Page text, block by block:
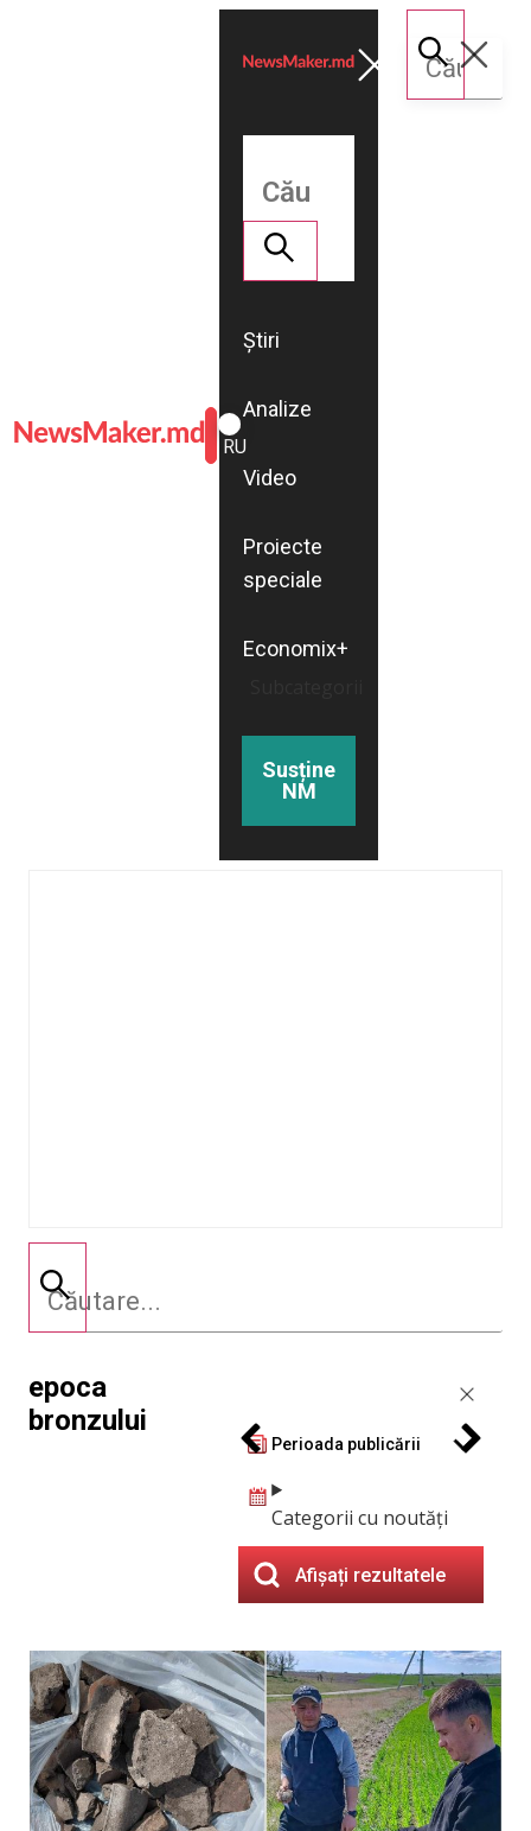
ROMÂNĂ
RU
Știri
Analize
Video
Proiecte
speciale
Economix+
Susține
NM
epoca
bronzului
Perioada publicării
Categorii cu noutăți
Afișați rezultatele